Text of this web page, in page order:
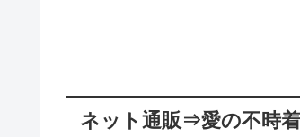
ネット通販⇒愛の不時